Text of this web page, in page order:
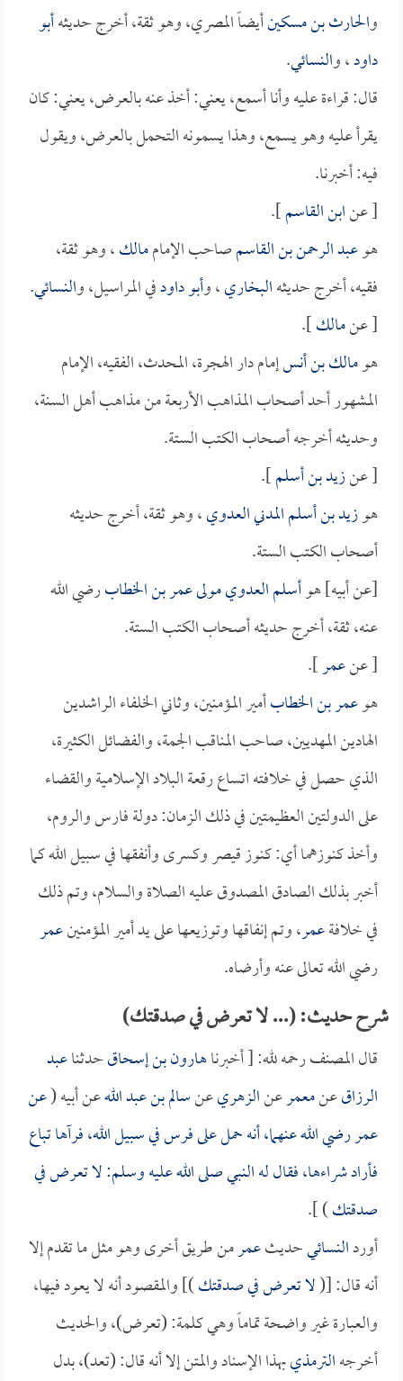
والحارث بن مسكينأيضاً المصري، وهو ثقة، أخرج حديثهأبو
داود، والنسائي.
قال: قراءة عليه وأنا أسمع، يعني: أخذ عنه بالعرض، يعني: كان
يقرأ عليه وهو يسمع، وهذا يسمونه التحمل بالعرض، ويقول
فيه: أخبرنا.
[ عنابن القاسم].
هوعبد الرحمن بن القاسمصاحب الإماممالك، وهو ثقة،
فقيه، أخرج حديثهالبخاري، وأبو داودفي المراسيل، والنسائي.
[ عنمالك].
هومالك بن أنسإمام دار الهجرة، المحدث، الفقيه، الإمام
المشهور أحد أصحاب المذاهب الأربعة من مذاهب أهل السنة،
وحديثه أخرجه أصحاب الكتب الستة.
[ عنزيد بن أسلم].
هوزيد بن أسلم المدني العدوي، وهو ثقة، أخرج حديثه
أصحاب الكتب الستة.
[عن أبيه] هوأسلم العدوي مولى عمر بن الخطابرضي الله
عنه، ثقة، أخرج حديثه أصحاب الكتب الستة.
[ عنعمر].
هوعمر بن الخطابأمير المؤمنين، وثاني الخلفاء الراشدين
الهادين المهديين، صاحب المناقب الجمة، والفضائل الكثيرة،
الذي حصل في خلافته اتساع رقعة البلاد الإسلامية والقضاء
على الدولتين العظيمتين في ذلك الزمان: دولة فارس والروم،
وأخذ كنوزهما أي: كنوز قيصر وكسرى وأنفقها في سبيل الله كما
أخبر بذلك الصادق المصدوق عليه الصلاة والسلام، وتم ذلك
في خلافةعمر، وتم إنفاقها وتوزيعها على يد أمير المؤمنينعمر
رضي الله تعالى عنه وأرضاه.
شرح حديث: (... لا تعرض في صدقتك)
قال المصنف رحمه لله: [ أخبرناهارون بن إسحاقحدثناعبد
الرزاقعنمعمرعنالزهريعنسالم بن عبد اللهعن أبيه (عن
عمررضي الله عنهما، أنه حمل على فرس في سبيل الله، فرآها تباع
فأراد شراءها، فقال له النبي صلى الله عليه وسلم: لا تعرض في
صدقتك) ].
أوردالنسائيحديثعمرمن طريق أخرى وهو مثل ما تقدم إلا
أنه قال: [(لا تعرض في صدقتك)] والمقصود أنه لا يعود فيها،
والعبارة غير واضحة تماماً وهي كلمة: (تعرض)، والحديث
أخرجهالترمذيبهذا الإسناد والمتن إلا أنه قال: (تعد)، بدل